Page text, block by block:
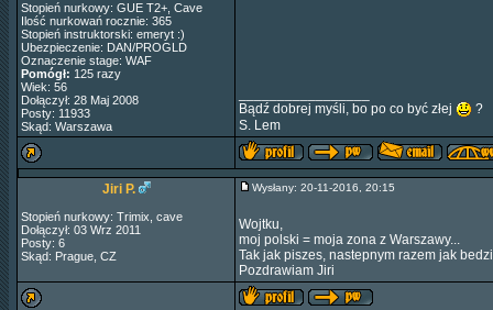
Stopień nurkowy: GUE T2+, Cave
Ilość nurkowań rocznie: 365
Stopień instruktorski: emeryt :)
Ubezpieczenie: DAN/PROGLD
Oznaczenie stage: WAF
Pomógł: 125 razy
Wiek: 56
Dołączył: 28 Maj 2008
Posty: 11933
Skąd: Warszawa
Bądź dobrej myśli, bo po co być złej
?
S. Lem
Jiri P.
Stopień nurkowy: Trimix, cave
Dołączył: 03 Wrz 2011
Posty: 6
Skąd: Prague, CZ
Wysłany: 20-11-2016, 20:15
Wojtku,
moj polski = moja zona z Warszawy...
Tak jak piszes, nastepnym razem jak
Pozdrawiam Jiri